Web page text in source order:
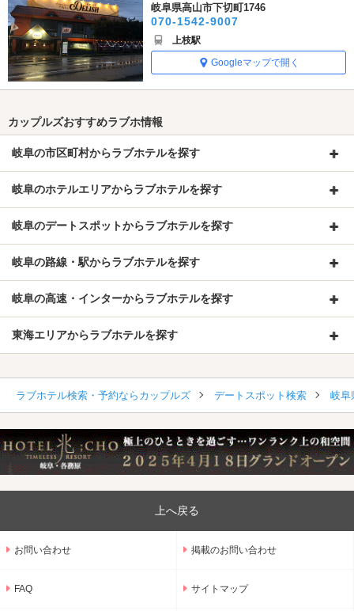
岐阜県高山市下切町1746
070-1542-9007
上枝駅
Googleマップで開く
カップルズおすすめラブホ情報
岐阜の市区町村からラブホテルを探す
岐阜のホテルエリアからラブホテルを探す
岐阜のデートスポットからラブホテルを探す
岐阜の路線・駅からラブホテルを探す
岐阜の高速・インターからラブホテルを探す
東海エリアからラブホテルを探す
ラブホテル検索・予約ならカップルズ デートスポット検索 岐阜
上へ戻る
お問い合わせ 掲載のお問い合わせ
FAQ サイトマップ